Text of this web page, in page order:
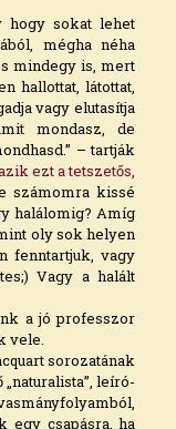
hogy sokat lehet
mégha néha
mindegy is, mert
hallottat, látottat,
vagy elutasítja
mondasz, de
– tartják
ezt a tetszetős,
számomra kissé
halálomig? Amíg
oly sok helyen
fenntartjuk, vagy
Vagy a halált
a jó professzor
vele.
sorozatának
leíró-
egy csapásra, ha